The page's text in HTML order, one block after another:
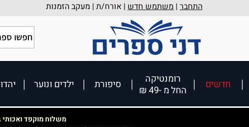
התחבר | משתמש חדש | אורח/ת | מעקב הזמנות
חדשים
רומנטיקה
החל מ -49 ₪
סיפורת ילדים ונוער
משלוח מוקפד ואכותי